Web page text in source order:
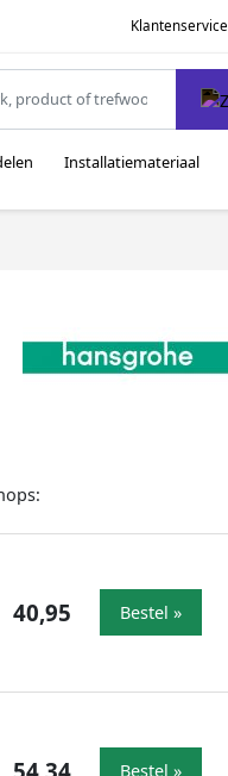
Klantenservice
Installatiemateriaal
40,95 Bestel »
Bestel »